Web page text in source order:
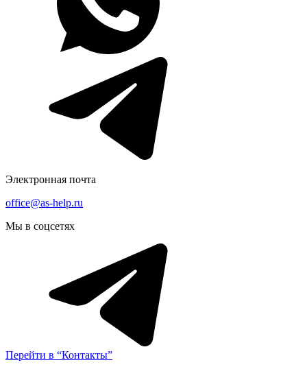
Электронная почта
office@as-help.ru
Мы в соцсетях
Перейти в “Контакты”